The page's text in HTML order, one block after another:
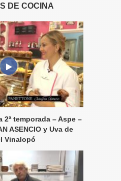
DE COCINA
2ª temporada – Aspe –
ASENCIO y Uva de
Vinalopó